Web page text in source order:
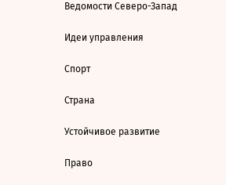
Ведомости Северо-Запад
Идеи управления
Спорт
Страна
Устойчивое развитие
Право